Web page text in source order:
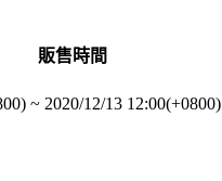
販售時間
~ 2020/12/13 12:00(+0800)